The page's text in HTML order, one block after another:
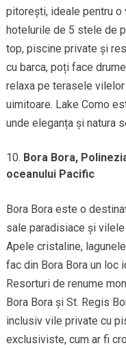
pitorești, ideale pentru
hotelurile de 5 stele de
top, piscine private și
cu barca, poți face
relaxa pe terasele
uimitoare. Lake Como
unde eleganța și natura
Bora Bora,
oceanului Pacific
Bora Bora este o
sale paradisiace și
Apele cristaline,
fac din Bora Bora un loc
Resorturi de renume
Bora Bora și St. Regis
inclusiv vile private cu
exclusiviste, cum ar fi